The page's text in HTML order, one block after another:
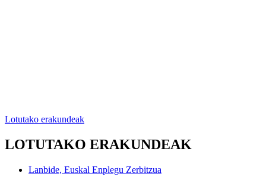
Lotutako erakundeak
LOTUTAKO ERAKUNDEAK
Lanbide, Euskal Enplegu Zerbitzua